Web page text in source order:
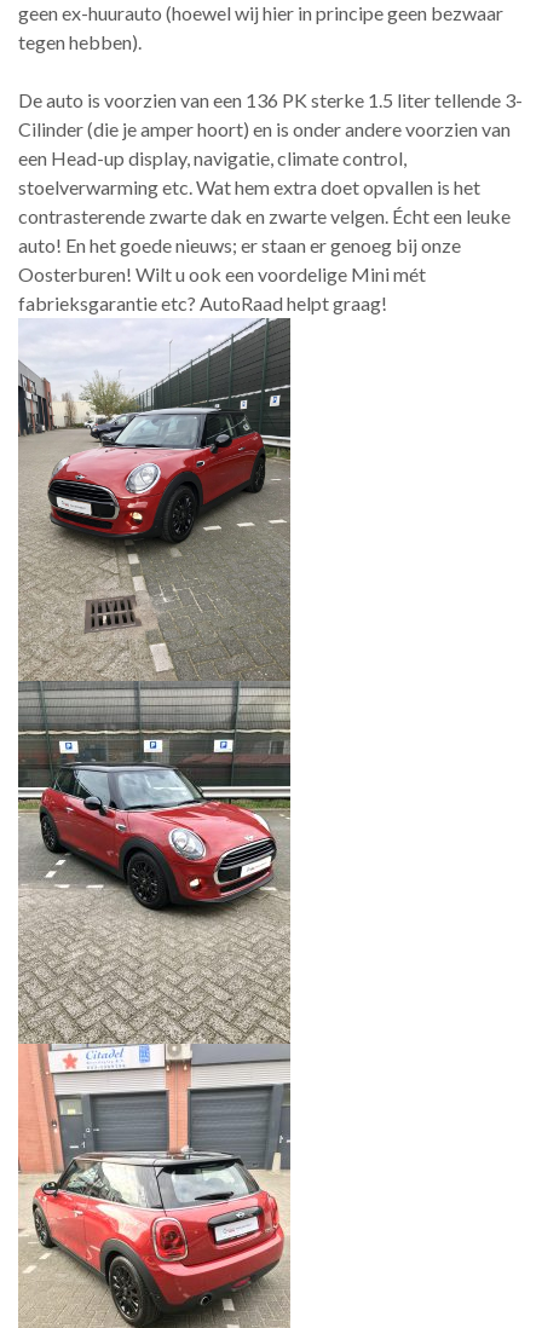
geen ex-huurauto (hoewel wij hier in principe geen bezwaar
tegen hebben).
De auto is voorzien van een 136 PK sterke 1.5 liter tellende 3-
Cilinder (die je amper hoort) en is onder andere voorzien van
een Head-up display, navigatie, climate control,
stoelverwarming etc. Wat hem extra doet opvallen is het
contrasterende zwarte dak en zwarte velgen. Écht een leuke
auto! En het goede nieuws; er staan er genoeg bij onze
Oosterburen! Wilt u ook een voordelige Mini mét
fabrieksgarantie etc? AutoRaad helpt graag!